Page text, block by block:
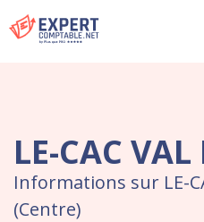
LE-CAC VAL
Informations sur LE-
(Centre)